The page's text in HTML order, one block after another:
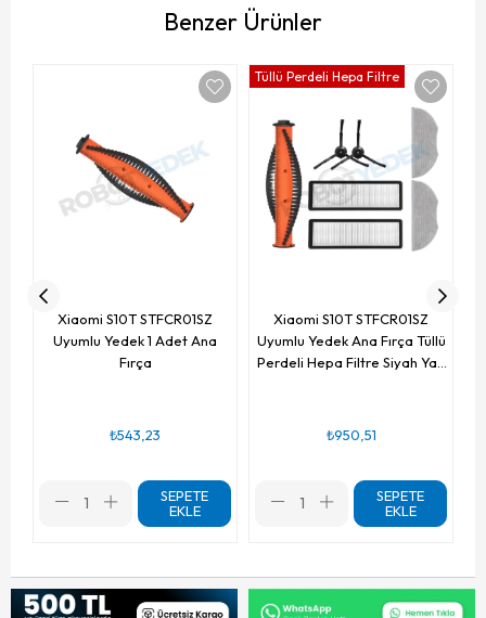
Benzer Ürünler
Xiaomi S10T STFCR01SZ
Uyumlu Yedek 1 Adet Ana
Fırça
₺543,23
SEPETE
EKLE
Xiaomi S10T STFCR01SZ
Uyumlu Yedek Ana Fırça Tüllü
Perdeli Hepa Filtre Siyah Yan
₺950,51
SEPETE
EKLE
Tüllü Perdeli Hepa Filtre